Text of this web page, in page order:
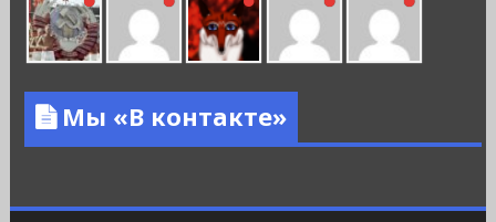
Мы «В контакте»